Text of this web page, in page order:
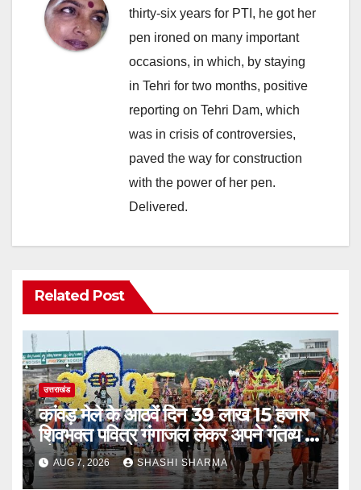
thirty-six years for PTI, he got her
pen ironed on many important
occasions, in which, by staying
in Tehri for two months, positive
reporting on Tehri Dam, which
was in crisis of controversies,
paved the way for construction
with the power of her pen.
Delivered.
Related Post
उत्तराखंड
कांवड़ मेले के आठवें दिन 39 लाख 15 हजार
शिवभक्त पवित्र गंगाजल लेकर अपने गंतव्य की
ओर हुए रवाना
AUG 7, 2026 SHASHI SHARMA